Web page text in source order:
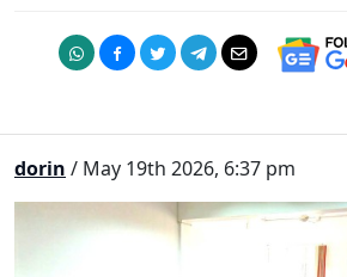
dorin / May 19th 2026, 6:37 pm